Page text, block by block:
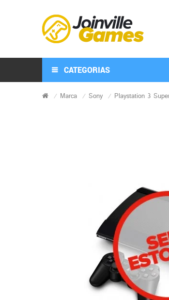
CATEGORIAS
Marca Sony Playstation 3